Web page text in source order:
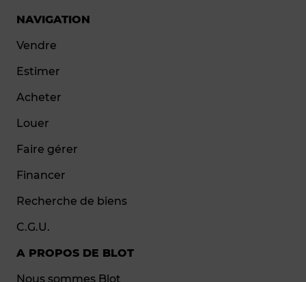
NAVIGATION
Vendre
Estimer
Acheter
Louer
Faire gérer
Financer
Recherche de biens
C.G.U.
A PROPOS DE BLOT
Nous sommes Blot